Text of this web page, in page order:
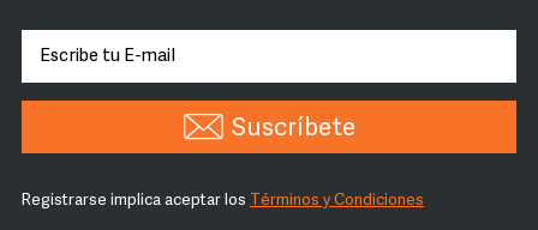
Suscríbete
Registrarse implica aceptar los Términos y Condiciones